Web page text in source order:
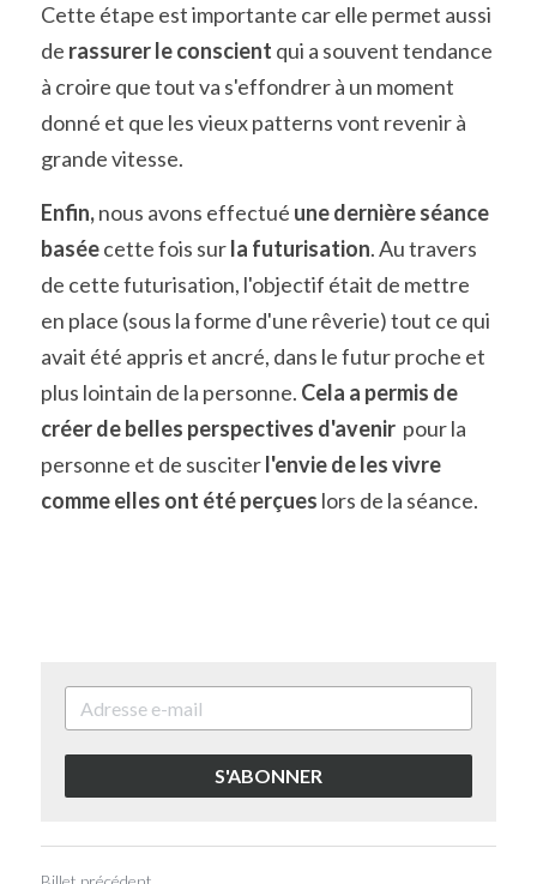
Cette étape est importante car elle permet aussi
de rassurer le conscient qui a souvent tendance
à croire que tout va s'effondrer à un moment
donné et que les vieux patterns vont revenir à
grande vitesse.
Enfin, nous avons effectué une dernière séance
basée cette fois sur la futurisation. Au travers
de cette futurisation, l'objectif était de mettre
en place (sous la forme d'une rêverie) tout ce qui
avait été appris et ancré, dans le futur proche et
plus lointain de la personne. Cela a permis de
créer de belles perspectives d'avenir
  pour la
personne et de susciter l'envie de les vivre
comme elles ont été perçues lors de la séance.
S'ABONNER